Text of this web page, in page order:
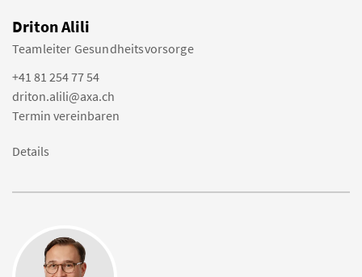
Driton Alili
Teamleiter Gesundheitsvorsorge
+41 81 254 77 54
driton.alili@axa.ch
Termin vereinbaren
Details